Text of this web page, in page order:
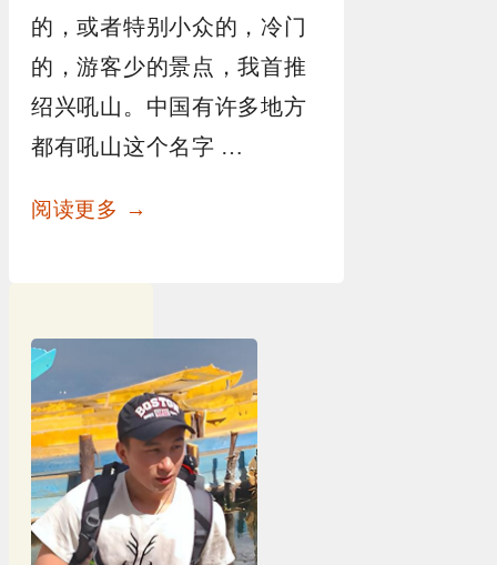
的，或者特别小众的，冷门
的，游客少的景点，我首推
绍兴吼山。中国有许多地方
都有吼山这个名字 …
阅读更多 →